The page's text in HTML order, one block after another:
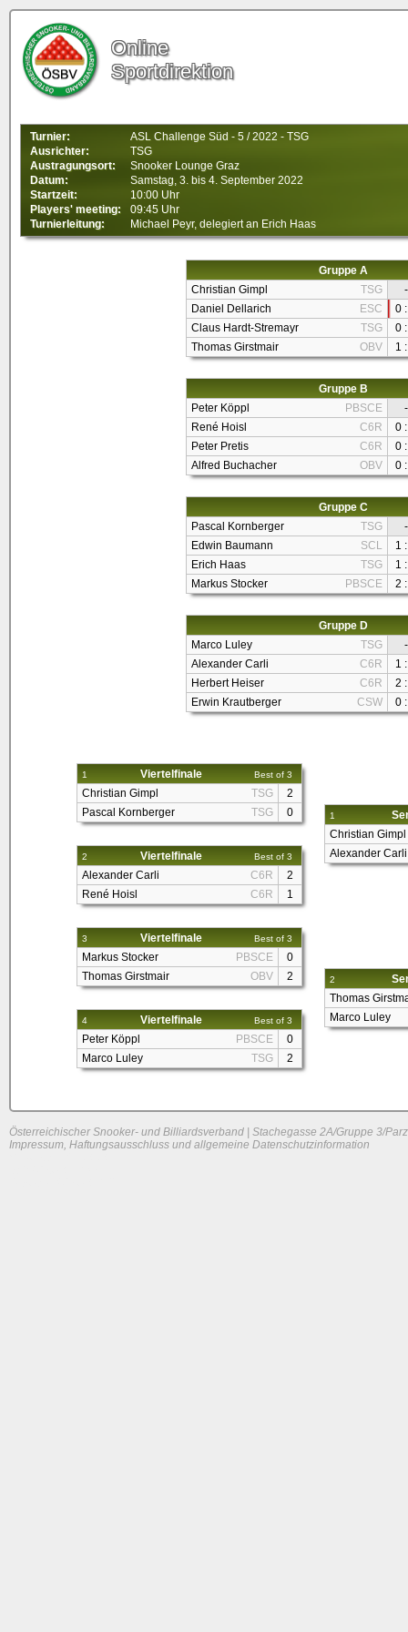
Online
Sportdirektion
Turnier:
ASL Challenge Süd - 5 / 2022 - TSG
Ausrichter:
TSG
Austragungsort:
Snooker Lounge Graz
Datum:
Samstag, 3. bis 4. September 2022
Startzeit:
10:00 Uhr
Players' meeting:
09:45 Uhr
Turnierleitung:
Michael Peyr, delegiert an Erich Haas
Gruppe A
Christian Gimpl
TSG
-
Daniel Dellarich
ESC
0
Claus Hardt-Stremayr
TSG
0
Thomas Girstmair
OBV 1
Gruppe B
Peter Köppl
PBSCE
-
René Hoisl
C6R
0
Peter Pretis
C6R
0
Alfred Buchacher
OBV 0
Gruppe C
Pascal Kornberger
TSG
-
Edwin Baumann
SCL
1
Erich Haas
TSG
1
Markus Stocker
PBSCE 2
Gruppe D
Marco Luley
TSG
-
Alexander Carli
C6R
1
Herbert Heiser
C6R
2
Erwin Krautberger
CSW 0
1 Viertelfinale Best of 3
Christian Gimpl TSG
2
Pascal Kornberger
TSG 0
2 Viertelfinale Best of 3
Alexander Carli C6R
2
René Hoisl
C6R 1
3 Viertelfinale Best of 3
Markus Stocker PBSCE
0
Thomas Girstmair
OBV 2
4 Viertelfinale Best of 3
Peter Köppl PBSCE
0
Marco Luley
TSG 2
1
Christian Gimpl
Alexander Carli
2
Thomas
Marco Luley
Österreichischer Snooker- und Billiardsverband | Stachegasse 2A/Gruppe 3/
Impressum, Haftungsausschluss und allgemeine Datenschutzinformation